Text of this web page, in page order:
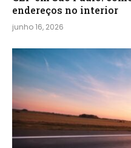
endereços no interior
junho 16, 2026